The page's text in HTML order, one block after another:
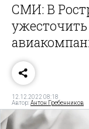
СМИ: В
12.12.2022 08:18
Автор:Антон Гребенников